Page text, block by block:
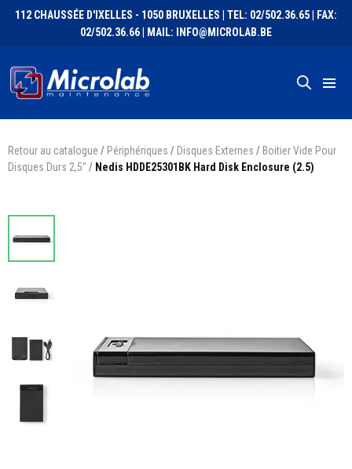
112 CHAUSSÉE D'IXELLES - 1050 BRUXELLES | TEL: 02/502.36.65 | FAX:
02/502.36.66 | MAIL: INFO@MICROLAB.BE
Retour au catalogue / Périphériques / Disques Externes / Boitier Vide Pour
Disques Durs 2,5" / Nedis HDDE25301BK Hard Disk Enclosure (2.5)